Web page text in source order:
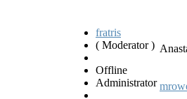
fratris
( Moderator )
Offline
Administrator